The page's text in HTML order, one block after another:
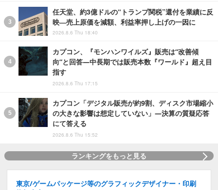
任天堂、約3億ドルの“トランプ関税”還付を業績に反
映―売上原価を減額、利益率押し上げの一因に
2026.8.6 Thu 18:40
カプコン、『モンハンワイルズ』販売は“改善傾
向”と回答―中長期では販売本数『ワールド』超え目
指す
2026.8.6 Thu 17:15
カプコン「デジタル販売が約9割、ディスク市場縮小
の大きな影響は想定していない」―決算の質疑応答
にて答える
2026.8.6 Thu 15:52
ランキングをもっと見る
東京/ゲームパッケージ等のグラフィックデザイナー・印刷